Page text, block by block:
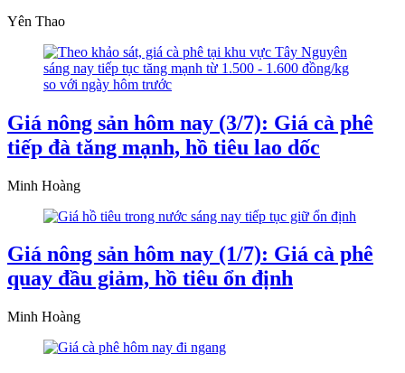
Yên Thao
Giá nông sản hôm nay (3/7): Giá cà phê
tiếp đà tăng mạnh, hồ tiêu lao dốc
Minh Hoàng
Giá nông sản hôm nay (1/7): Giá cà phê
quay đầu giảm, hồ tiêu ổn định
Minh Hoàng